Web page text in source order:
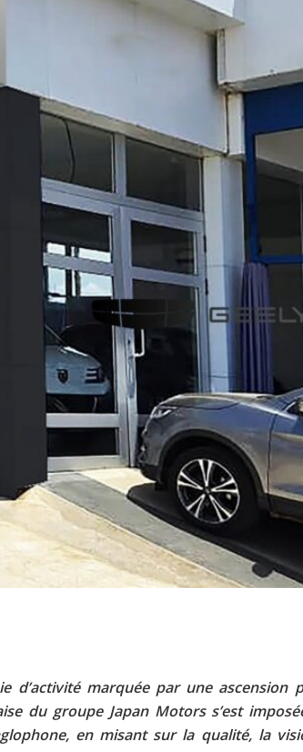
d’activité marquée par une ascension
du groupe Japan Motors s’est
en misant sur la qualité, la